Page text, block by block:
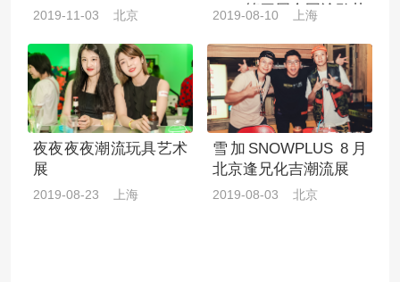
2019-11-03 北京
2019第四届全国涂鸦节
2019-08-10 上海
夜夜夜夜潮流玩具艺术
展
2019-08-23 上海
雪加SNOWPLUS 8月
北京逢兄化吉潮流展
2019-08-03 北京